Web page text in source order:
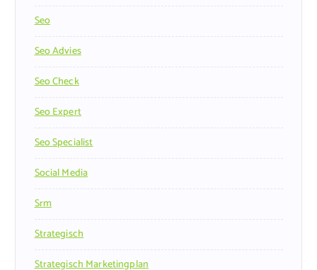
Seo
Seo Advies
Seo Check
Seo Expert
Seo Specialist
Social Media
Srm
Strategisch
Strategisch Marketingplan